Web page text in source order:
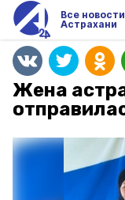
Все новости
Астрахани
Жена